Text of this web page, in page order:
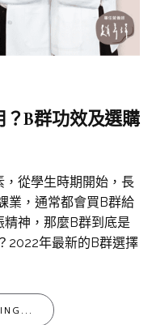
B群功效及選購
，從學生時期開始，長
業，通常都會買B群給
神，那麼B群到底是
2022年最新的B群選擇